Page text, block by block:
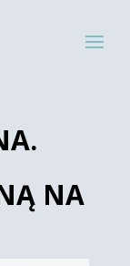
NA